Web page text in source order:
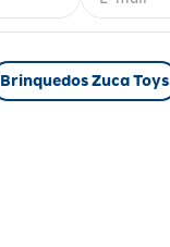
Brinquedos Zuca Toys